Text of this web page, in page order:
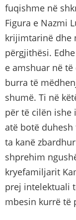
fuqishme në
Figura e Nazmi
krijimtarinë dhe
përgjithësi.
e amshuar në
burra të
shumë. Ti në
për të cilën ishe
atë botë
ta kanë
shprehim
kryefamiljarit
prej intelektuali
mbesin kurrë të